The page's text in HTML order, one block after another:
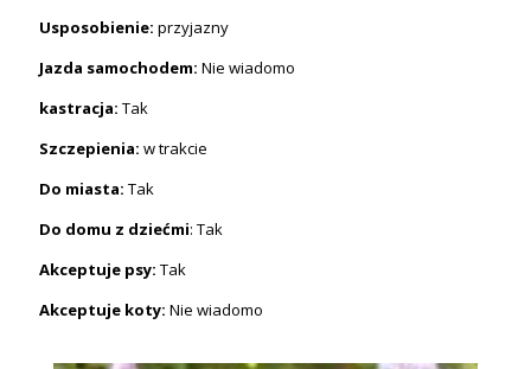
Usposobienie: przyjazny
Jazda samochodem: Nie wiadomo
kastracja: Tak
Szczepienia: w trakcie
Do miasta: Tak
Do domu z dziećmi: Tak
Akceptuje psy: Tak
Akceptuje koty: Nie wiadomo